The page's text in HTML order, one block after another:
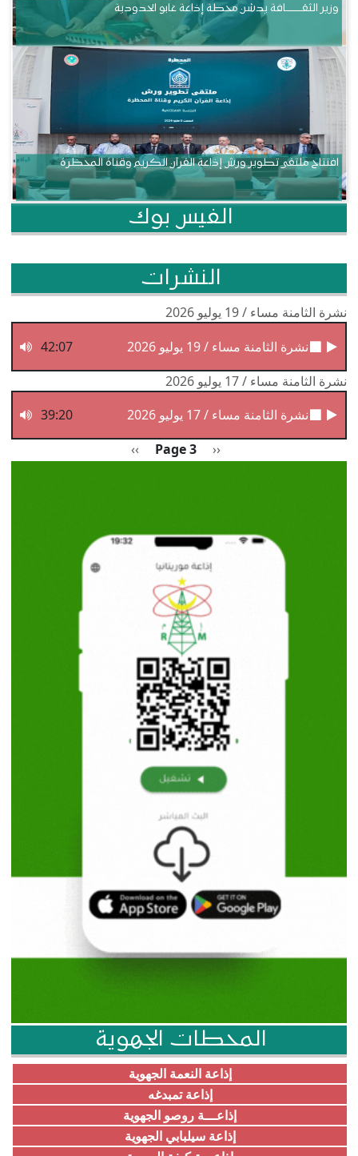
وزير الثقــــــــــافة يدشن محطة إذاعة غابو الحدودية
افتتاح ملتقى تطوير ورش إذاعة القرآن الكريم وقناة المحظرة
الفيس بوك
النشرات
نشرة الثامنة مساء / 19 يوليو 2026
نشرة الثامنة مساء / 19 يوليو 2026
42:07
نشرة الثامنة مساء / 17 يوليو 2026
نشرة الثامنة مساء / 17 يوليو 2026
39:20
Previous page
‹‹
Page 3 الصفحة التالية
››
المحطات الجهوية
إذاعة النعمة الجهوية
إذاعة تمبدغه
إذاعـــة روصو الجهوية
إذاعة سيلبابي الجهوية